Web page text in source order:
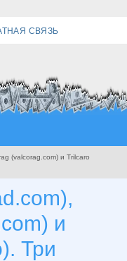
СВЯЗЬ
(valcorag.com) и Trilcaro
и
Три